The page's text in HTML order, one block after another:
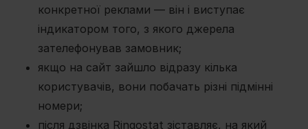
конкретної реклами — він і виступає
індикатором того, з якого джерела
зателефонував замовник;
якщо на сайт зайшло відразу кілька
користувачів, вони побачать різні підмінні
номери;
після дзвінка Ringostat зіставляє, на який